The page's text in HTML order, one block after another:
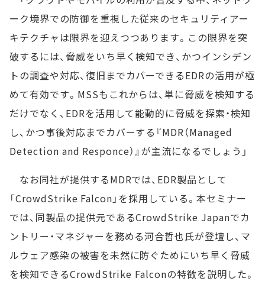
ーク境界での防御を重視した従来のセキュリティアー
キテクチャは限界を迎えつつあります。この限界を突
破するには、脅威をいち早く検知でき、かつインシデン
トの調査や対応、復旧までカバーできるEDRの活用が極
めて有効です。MSSもこれからは、単に脅威を検知する
だけでなく、EDRを活用して能動的に脅威を探索・検知
し、かつ事後対応までカバーする『MDR（Managed
Detection and Responce）』が主流になるでしょう」
なお同社が提供するMDRでは、EDR製品として
「CrowdStrike Falcon」を採用している。本セミナー
では、同製品の提供元であるCrowdStrike Japanでカ
ントリー・マネジャーを務める河合哲也氏が登壇し、マ
ルウェア感染の被害を未然に防ぐためにいち早く脅威
を検知できるCrowdStrike Falconの特徴を説明した。